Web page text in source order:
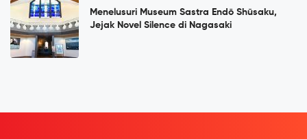
Menelusuri Museum Sastra Endō Shūsaku,
Jejak Novel Silence di Nagasaki